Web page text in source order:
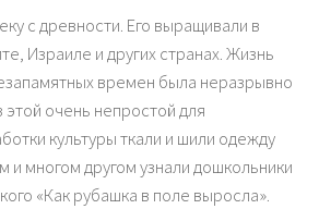
с древности. Его выращивали в
Израиле и других странах. Жизнь
времен была неразрывно
этой очень непростой для
культуры ткали и шили одежду
и многом другом узнали дошкольники
«Как рубашка в поле выросла».